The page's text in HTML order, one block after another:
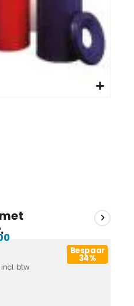
Bespaar
34%